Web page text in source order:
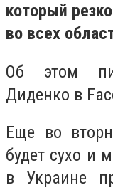
который
во всех
Об этом
Диденко в
Еще во
будет сухо и
в Украине